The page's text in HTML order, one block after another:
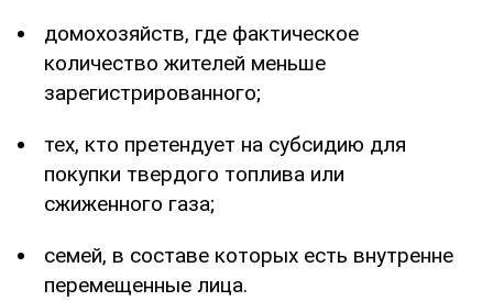
домохозяйств, где фактическое
количество жителей меньше
зарегистрированного;
тех, кто претендует на субсидию для
покупки твердого топлива или
сжиженного газа;
семей, в составе которых есть внутренне
перемещенные лица.